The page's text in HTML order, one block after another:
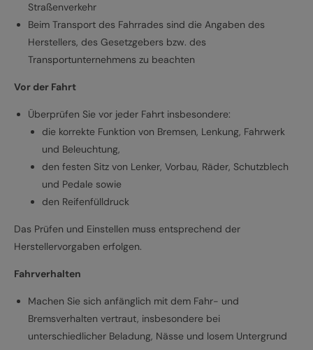
Straßenverkehr
Beim Transport des Fahrrades sind die Angaben des
Herstellers, des Gesetzgebers bzw. des
Transportunternehmens zu beachten
Vor der Fahrt
Überprüfen Sie vor jeder Fahrt insbesondere:
die korrekte Funktion von Bremsen, Lenkung, Fahrwerk
und Beleuchtung,
den festen Sitz von Lenker, Vorbau, Räder, Schutzblech
und Pedale sowie
den Reifenfülldruck
Das Prüfen und Einstellen muss entsprechend der
Herstellervorgaben erfolgen.
Fahrverhalten
Machen Sie sich anfänglich mit dem Fahr- und
Bremsverhalten vertraut, insbesondere bei
unterschiedlicher Beladung, Nässe und losem Untergrund